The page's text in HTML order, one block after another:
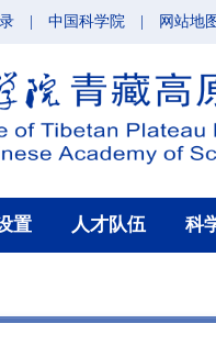
中国科学院 网站地
置 人才队伍 科